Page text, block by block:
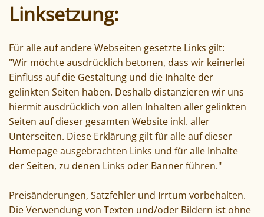
Linksetzung:
Für alle auf andere Webseiten gesetzte Links gilt:
"Wir möchte ausdrücklich betonen, dass wir keinerlei
Einfluss auf die Gestaltung und die Inhalte der
gelinkten Seiten haben. Deshalb distanzieren wir uns
hiermit ausdrücklich von allen Inhalten aller gelinkten
Seiten auf dieser gesamten Website inkl. aller
Unterseiten. Diese Erklärung gilt für alle auf dieser
Homepage ausgebrachten Links und für alle Inhalte
der Seiten, zu denen Links oder Banner führen."
Preisänderungen, Satzfehler und Irrtum vorbehalten.
Die Verwendung von Texten und/oder Bildern ist ohne